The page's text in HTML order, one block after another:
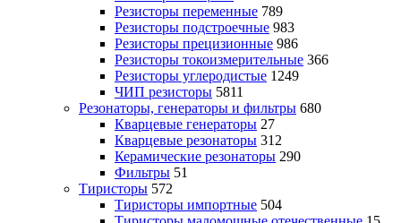
Резисторы переменные 789
Резисторы подстроечные 983
Резисторы прецизионные 986
Резисторы токоизмерительные 366
Резисторы углеродистые 1249
ЧИП резисторы 5811
Резонаторы, генераторы и фильтры 680
Кварцевые генераторы 27
Кварцевые резонаторы 312
Керамические резонаторы 290
Фильтры 51
Тиристоры 572
Тиристоры импортные 504